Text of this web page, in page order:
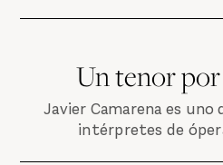
Un tenor
Javier Camarena es
intérpretes de